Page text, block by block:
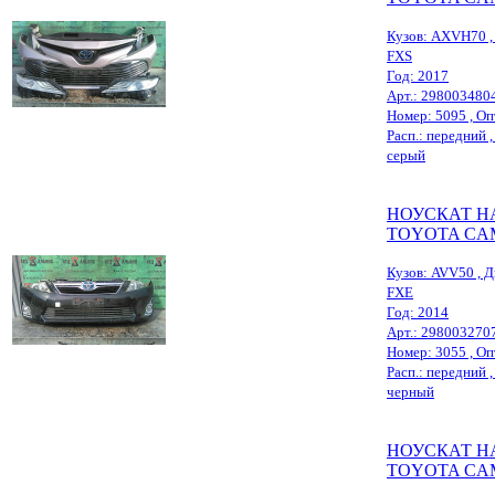
Кузов: AXVH70
FXS
Год: 2017
Арт.:
Номер: 5095 ,
Расп.: передний
серый
НОУСКАТ
TOYOTA
Кузов: AVV50 ,
FXE
Год: 2014
Арт.:
Номер: 3055 ,
Расп.: передний
черный
НОУСКАТ
TOYOTA